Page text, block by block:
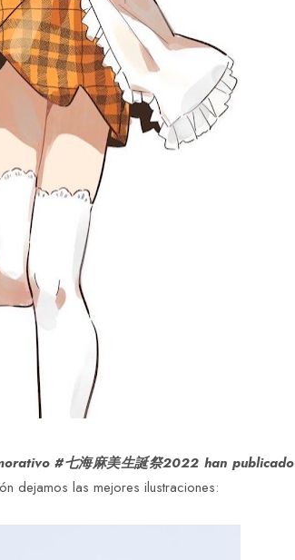
#七海麻美生誕祭2022 han publicado
dejamos las mejores ilustraciones: